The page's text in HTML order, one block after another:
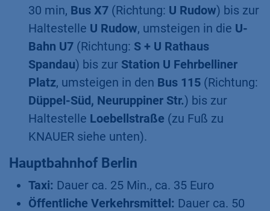
30 min, Bus X7 (Richtung: U Rudow) bis zur
Haltestelle U Rudow, umsteigen in die U-
Bahn U7 (Richtung: S + U Rathaus
Spandau) bis zur Station U Fehrbelliner
Platz, umsteigen in den Bus 115 (Richtung:
Düppel-Süd, Neuruppiner Str.) bis zur
Haltestelle Loebellstraße (zu Fuß zu
KNAUER siehe unten).
Hauptbahnhof Berlin
Taxi: Dauer ca. 25 Min., ca. 35 Euro
Öffentliche Verkehrsmittel: Dauer ca. 50